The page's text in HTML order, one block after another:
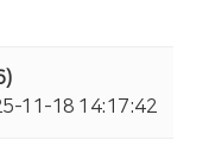
11-18 14:17:42